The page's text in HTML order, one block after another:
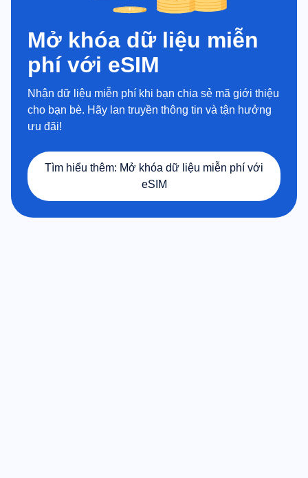
Mở khóa dữ liệu miễn
phí với eSIM
Nhận dữ liệu miễn phí khi bạn chia sẻ mã giới thiệu
cho bạn bè. Hãy lan truyền thông tin và tận hưởng
ưu đãi!
Tìm hiểu thêm: Mở khóa dữ liệu miễn phí với
eSIM